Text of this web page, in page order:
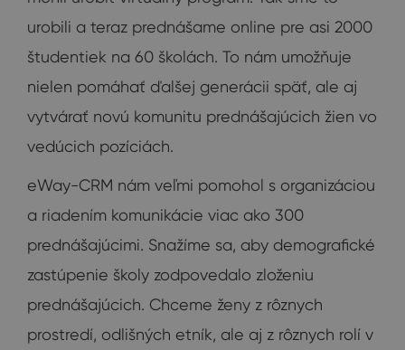
urobili a teraz prednášame online pre asi 2000
študentiek na 60 školách. To nám umožňuje
nielen pomáhať ďalšej generácii späť, ale aj
vytvárať novú komunitu prednášajúcich žien vo
vedúcich pozíciách.
eWay-CRM nám veľmi pomohol s organizáciou
a riadením komunikácie viac ako 300
prednášajúcimi. Snažíme sa, aby demografické
zastúpenie školy zodpovedalo zloženiu
prednášajúcich. Chceme ženy z rôznych
prostredí, odlišných etník, ale aj z rôznych rolí v